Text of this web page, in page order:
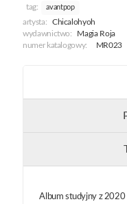
tag:
avantpop
artysta:
Chicalohyoh
wydawnictwo:
Magia Roja
numer katalogowy:
MR023
Album studyjny z